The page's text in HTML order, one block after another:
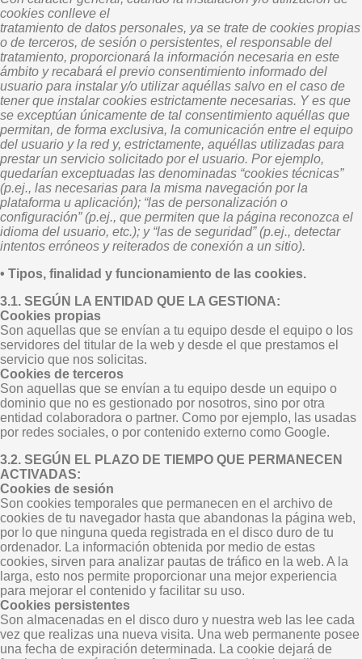
cookies conlleve el
tratamiento de datos personales, ya se trate de cookies propias
o de terceros, de sesión o persistentes, el responsable del
tratamiento, proporcionará la información necesaria en este
ámbito y recabará el previo consentimiento informado del
usuario para instalar y/o utilizar aquéllas salvo en el caso de
tener que instalar cookies estrictamente necesarias. Y es que
se exceptúan únicamente de tal consentimiento aquéllas que
permitan, de forma exclusiva, la comunicación entre el equipo
del usuario y la red y, estrictamente, aquéllas utilizadas para
prestar un servicio solicitado por el usuario. Por ejemplo,
quedarían exceptuadas las denominadas “cookies técnicas”
(p.ej., las necesarias para la misma navegación por la
plataforma u aplicación); “las de personalización o
configuración” (p.ej., que permiten que la página reconozca el
idioma del usuario, etc.); y “las de seguridad” (p.ej., detectar
intentos erróneos y reiterados de conexión a un sitio).
• Tipos, finalidad y funcionamiento de las cookies.
3.1. SEGÚN LA ENTIDAD QUE LA GESTIONA:
Cookies propias
Son aquellas que se envían a tu equipo desde el equipo o los
servidores del titular de la web y desde el que prestamos el
servicio que nos solicitas.
Cookies de terceros
Son aquellas que se envían a tu equipo desde un equipo o
dominio que no es gestionado por nosotros, sino por otra
entidad colaboradora o partner. Como por ejemplo, las usadas
por redes sociales, o por contenido externo como Google.
3.2. SEGÚN EL PLAZO DE TIEMPO QUE PERMANECEN
ACTIVADAS:
Cookies de sesión
Son cookies temporales que permanecen en el archivo de
cookies de tu navegador hasta que abandonas la página web,
por lo que ninguna queda registrada en el disco duro de tu
ordenador. La información obtenida por medio de estas
cookies, sirven para analizar pautas de tráfico en la web. A la
larga, esto nos permite proporcionar una mejor experiencia
para mejorar el contenido y facilitar su uso.
Cookies persistentes
Son almacenadas en el disco duro y nuestra web las lee cada
vez que realizas una nueva visita. Una web permanente posee
una fecha de expiración determinada. La cookie dejará de